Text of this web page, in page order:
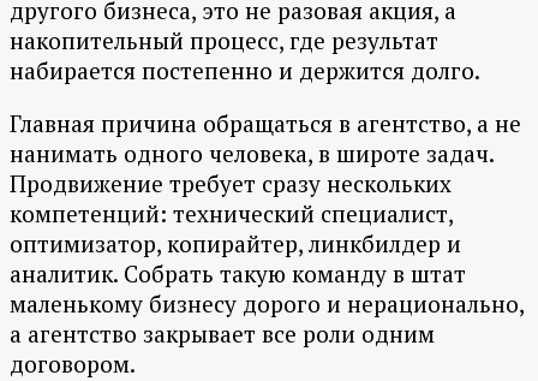
другого бизнеса, это не разовая акция, а
накопительный процесс, где результат
набирается постепенно и держится долго.
Главная причина обращаться в агентство, а не
нанимать одного человека, в широте задач.
Продвижение требует сразу нескольких
компетенций: технический специалист,
оптимизатор, копирайтер, линкбилдер и
аналитик. Собрать такую команду в штат
маленькому бизнесу дорого и нерационально,
а агентство закрывает все роли одним
договором.